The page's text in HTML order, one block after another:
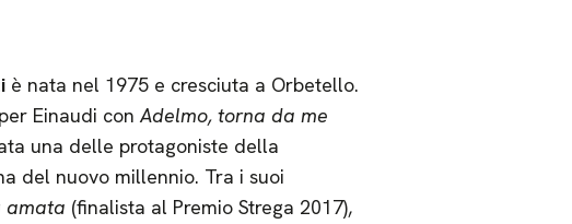
è nata nel 1975 e cresciuta a Orbetello.
Einaudi conAdelmo, torna da me
una delle protagoniste della
del nuovo millennio. Tra i suoi
amata (finalista al Premio Strega 2017),